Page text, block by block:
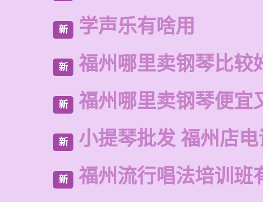
新 学声乐有啥用
新 福州哪里卖钢琴比较
新 福州哪里卖钢琴便宜
新 小提琴批发 福州店
新 福州流行唱法培训班